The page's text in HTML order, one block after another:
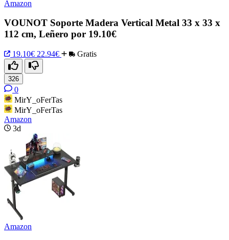
Amazon
VOUNOT Soporte Madera Vertical Metal 33 x 33 x
112 cm, Leñero por 19.10€
19.10€ 22.94€ Gratis
326
0
MirY_oFerTas
MirY_oFerTas
Amazon
3d
Amazon